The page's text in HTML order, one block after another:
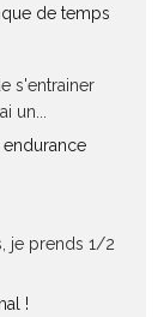
de temps
s'entrainer
un...
je prends 1/2
!